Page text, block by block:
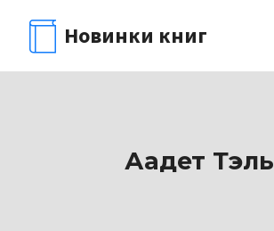
содержимому
Новинки книг
Аадет Тэль